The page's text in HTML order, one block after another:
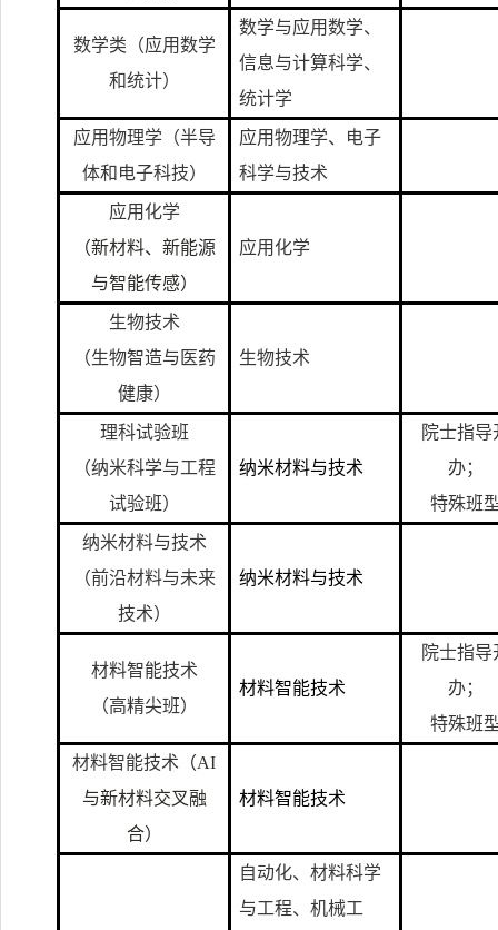
数学类（应用数学
和统计）
数学与应用数学、
信息与计算科学、
统计学
应用物理学（半导
体和电子科技）
应用物理学、电子
科学与技术
应用化学
（新材料、新能源
与智能传感）
应用化学
生物技术
（生物智造与医药
健康）
生物技术
理科试验班
（纳米科学与工程
试验班）
纳米材料与技术
院士指导
办；
特殊班
纳米材料与技术
（前沿材料与未来
技术）
纳米材料与技术
材料智能技术
（高精尖班）
材料智能技术
院士指导
办；
特殊班
材料智能技术 （AI
与新材料交叉融
合）
材料智能技术
自动化、材料科学
与工程、机械工